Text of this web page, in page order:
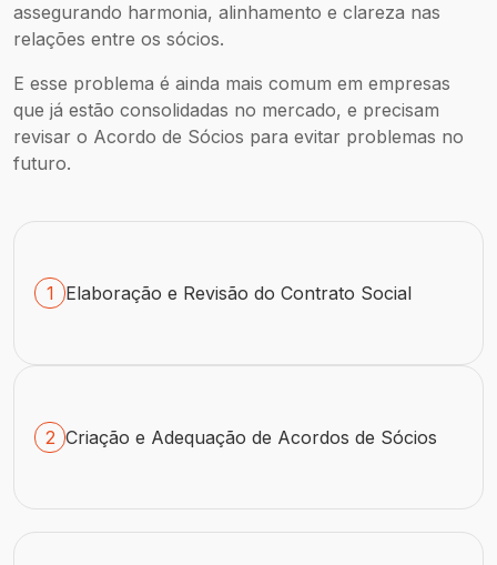
assegurando harmonia, alinhamento e clareza nas
relações entre os sócios.
E esse problema é ainda mais comum em empresas
que já estão consolidadas no mercado, e precisam
revisar o Acordo de Sócios para evitar problemas no
futuro.
1 Elaboração e Revisão do Contrato Social
2 Criação e Adequação de Acordos de Sócios